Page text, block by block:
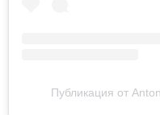
Публикация от